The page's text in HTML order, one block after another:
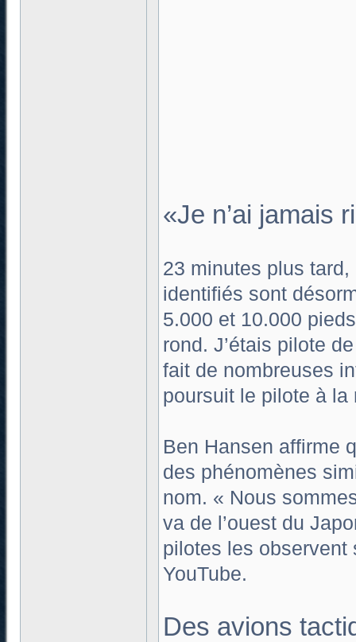
«Je n’ai jamais
23 minutes plus
identifiés sont
5.000 et 10.000
rond. J’étais pilote
fait de nombreuses
poursuit le pilote à la
Ben Hansen affirme
des phénomènes
nom. « Nous
va de l’ouest du
pilotes les observent
YouTube.
Des avions